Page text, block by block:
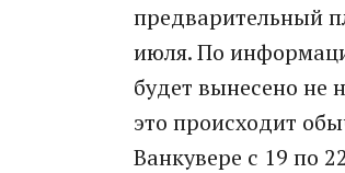
предварительный
июля. По
будет вынесено не
это происходит
Ванкувере с 19 по